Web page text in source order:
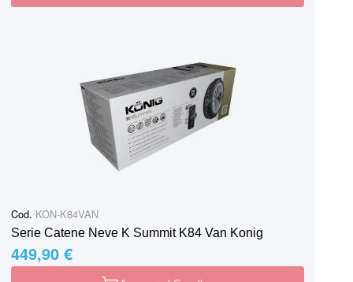
Cod. KON-K84VAN
Serie Catene Neve K Summit K84 Van Konig
449,90 €